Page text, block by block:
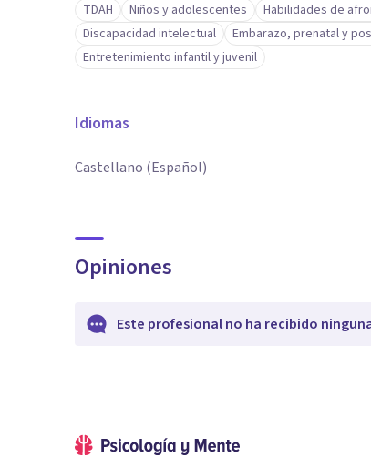
TDAH Niños y adolescentes Habilidades de
Discapacidad intelectual
Embarazo, prenatal y
Entretenimiento infantil y juvenil
Idiomas
Castellano (Español)
Opiniones
Este profesional no ha recibido